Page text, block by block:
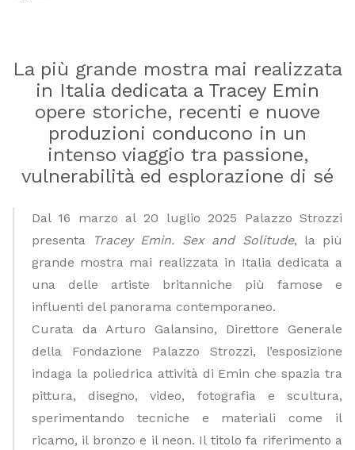
La più grande mostra mai realizzata
in Italia dedicata a Tracey Emin
opere storiche, recenti e nuove
produzioni conducono in un
intenso viaggio tra passione,
vulnerabilità ed esplorazione di sé
Dal 16 marzo al 20 luglio 2025 Palazzo Strozzi
presenta
Tracey Emin. Sex and Solitude, la più
grande mostra mai realizzata in Italia dedicata a
una delle artiste britanniche più famose e
influenti del panorama contemporaneo.
Curata da Arturo Galansino, Direttore Generale
della Fondazione Palazzo Strozzi, l’esposizione
indaga la poliedrica attività di Emin che spazia tra
pittura, disegno, video, fotografia e scultura,
sperimentando tecniche e materiali come il
ricamo, il bronzo e il neon. Il titolo fa riferimento a